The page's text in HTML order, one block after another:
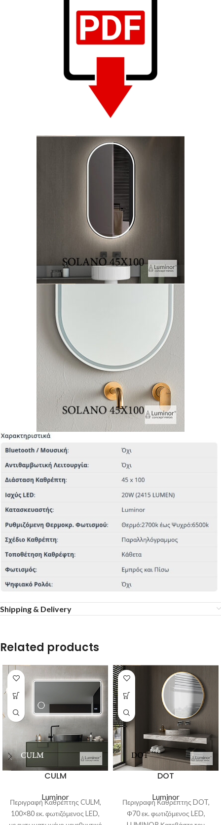
Shipping & Delivery
Related products
CULM
Luminor
Περιγραφή Καθρέπτης CULM,
100×80 εκ. φωτιζόμενος LED,
DOT
Luminor
Περιγραφή Καθρέπτης DOT,
Φ70 εκ. φωτιζόμενος LED,